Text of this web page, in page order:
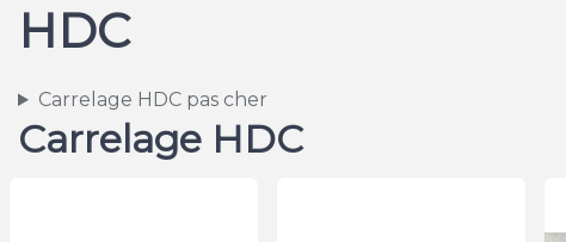
HDC
Carrelage HDC pas cher
Carrelage HDC